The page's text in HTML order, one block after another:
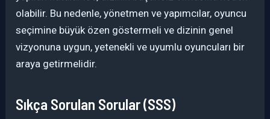
olabilir. Bu nedenle, yönetmen ve yapımcılar, oyuncu
seçimine büyük özen göstermeli ve dizinin genel
vizyonuna uygun, yetenekli ve uyumlu oyuncuları bir
araya getirmelidir.
Sıkça Sorulan Sorular (SSS)